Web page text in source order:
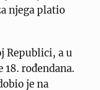
njega platio
Republici, a u
rođendana.
je na